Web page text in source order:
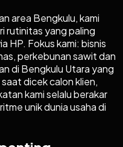
area Bengkulu, kami
rutinitas yang paling
HP. Fokus kami: bisnis
perkebunan sawit dan
di Bengkulu Utara yang
dicek calon klien,
kami selalu berakar
unik dunia usaha di